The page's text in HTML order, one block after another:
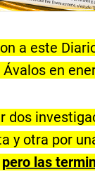
a este
en
dos
y otra por
pero las